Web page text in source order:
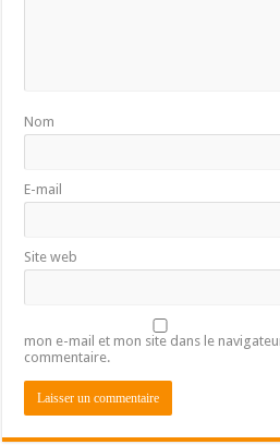
Nom
E-mail
Site web
mon e-mail et mon site dans le
commentaire.